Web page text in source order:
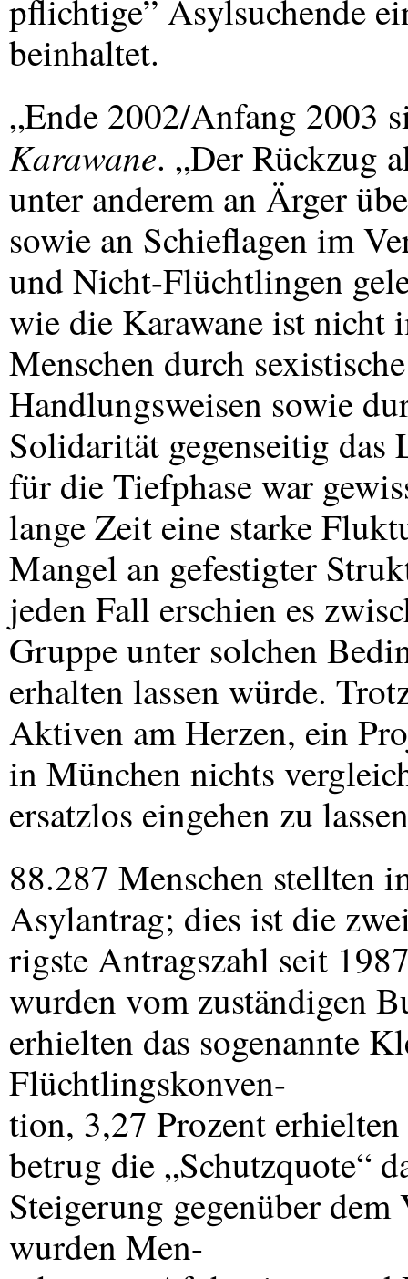
pflichtige” Asylsuchende
beinhaltet.
„Ende 2002/Anfang 2003
Karawane. „Der Rückzug
unter anderem an Ärger
sowie an Schieflagen im
und Nicht-Flüchtlingen
wie die Karawane ist nicht
Menschen durch
Handlungsweisen sowie
Solidarität gegenseitig das
für die Tiefphase war
lange Zeit eine starke
Mangel an gefestigter
jeden Fall erschien es
Gruppe unter solchen
erhalten lassen würde.
Aktiven am Herzen, ein
in München nichts
ersatzlos eingehen zu
88.287 Menschen stellten
Asylantrag; dies ist die
rigste Antragszahl seit
wurden vom zuständigen
erhielten das sogenannte
Flüchtlingskonven-
tion, 3,27 Prozent
betrug die „Schutzquote“
Steigerung gegenüber
wurden Men-